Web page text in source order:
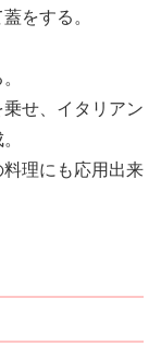
をする。
せ、イタリアン
料理にも応用出来